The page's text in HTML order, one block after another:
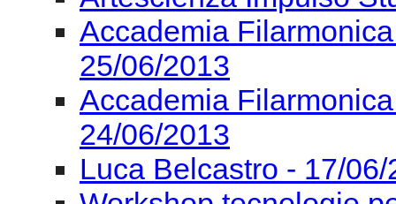
Accademia
25/06/2013
Accademia
24/06/2013
Luca Belcastro - 17/06/